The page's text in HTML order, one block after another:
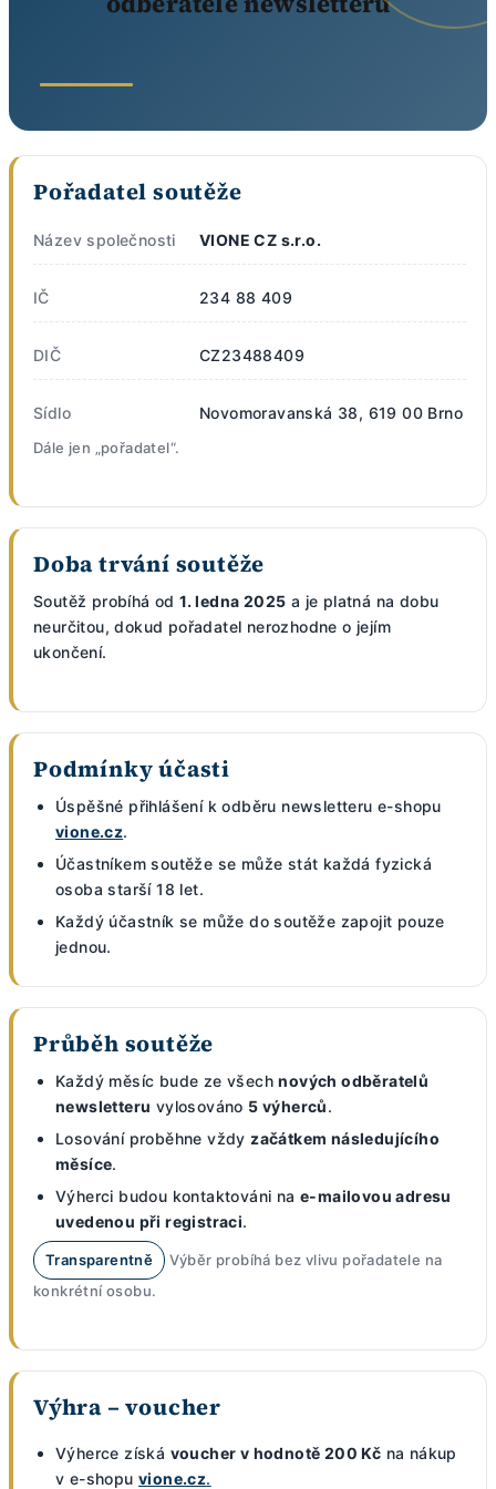
Pořadatel soutěže
Název společnosti VIONE CZ s.r.o.
IČ 234 88 409
DIČ CZ23488409
Sídlo Novomoravanská 38, 619 00 Brno
Dále jen „pořadatel“.
Doba trvání soutěže
Soutěž probíhá od1. ledna 2025 a je platná na dobu
neurčitou, dokud pořadatel nerozhodne o jejím
ukončení.
Podmínky účasti
Úspěšné přihlášení k odběru newsletteru e-shopu
vione.cz.
Účastníkem soutěže se může stát každá fyzická
osoba starší 18 let.
Každý účastník se může do soutěže zapojit pouze
jednou.
Průběh soutěže
Každý měsíc bude ze všechnových odběratelů
newsletteru vylosováno 5 výherců.
Losování proběhne vždy začátkem následujícího
měsíce.
Výherci budou kontaktováni na e-mailovou adresu
uvedenou při registraci.
Transparentně
Výběr probíhá bez vlivu pořadatele na
konkrétní osobu.
Výhra – voucher
Výherce získá voucher v hodnotě 200 Kč na nákup
v e-shopuvione.cz.